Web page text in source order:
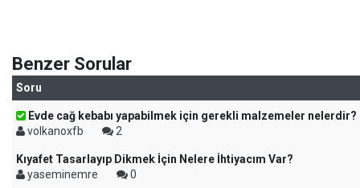
Benzer Sorular
Soru
Evde cağ kebabı yapabilmek için gerekli malzemeler nelerdir?
volkanoxfb
2
Kıyafet Tasarlayıp Dikmek İçin Nelere İhtiyacım Var?
yaseminemre
0